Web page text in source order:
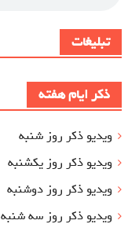
تبلیغات
ذکر ایام هفته
ویدیو ذکر روز شنبه
ویدیو ذکر روز یکشنبه
ویدیو ذکر روز دوشنبه
ویدیو ذکر روز سه شنبه